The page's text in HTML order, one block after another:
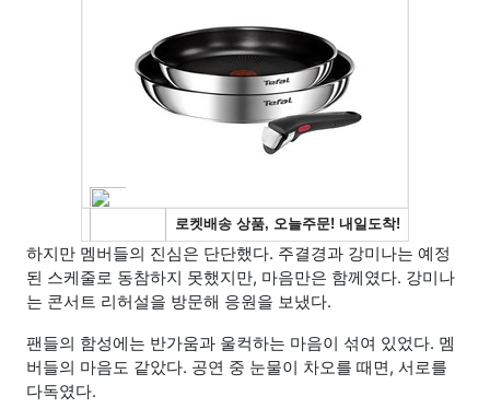
하지만 멤버들의 진심은 단단했다. 주결경과 강미나는 예정
된 스케줄로 동참하지 못했지만, 마음만은 함께였다. 강미나
는 콘서트 리허설을 방문해 응원을 보냈다.
팬들의 함성에는 반가움과 울컥하는 마음이 섞여 있었다. 멤
버들의 마음도 같았다. 공연 중 눈물이 차오를 때면, 서로를
다독였다.